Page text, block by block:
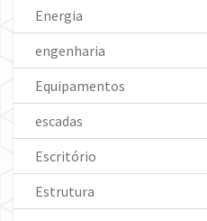
Energia
engenharia
Equipamentos
escadas
Escritório
Estrutura